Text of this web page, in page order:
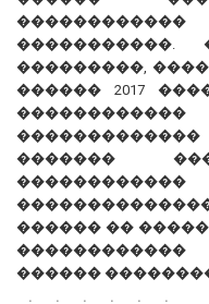
�����������.
���������,
������ 2017
�������
������ ��
������